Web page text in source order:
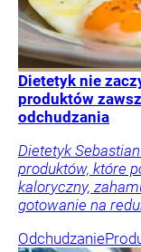
Dietetyk nie
produktów
odchudzania
Dietetyk
produktów, które
kaloryczny,
gotowanie na
Odchudzanie